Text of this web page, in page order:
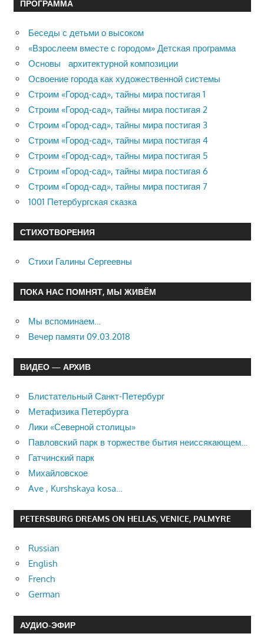
ПРОГРАММА
Беседы с детьми о высоком
«Взрослеем вместе с городом» Детская программа
Основы архитектурной композиции
Освоение города как художественной системы
Строим «Город-сад», тайны мира постигая 1
Строим «Город-сад», тайны мира постигая 2
Строим «Город-сад», тайны мира постигая 3
Строим «Город-сад», тайны мира постигая 4
Строим «Город-сад», тайны мира постигая 5
Строим «Город-сад», тайны мира постигая 6
Строим «Город-сад», тайны мира постигая 7
1001 Петербургская сказка
СТИХОТВОРЕНИЯ
Стихи Галины Сергеевны
ПОКА НАС ПОМНЯТ, МЫ ЖИВЁМ
Мы вспоминаем…
Вечер памяти 09.03.2018
ВИДЕО — АРХИВ
Блистательный Санкт-Петербург
Метафизика Петербурга
Лики «Северной столицы»
Павловский парк в торжестве бытия неиссякающем…
Гатчинский парк
Михайловское
Ave , Kurshskaya kosa…
PETERSBURG DREAMS ON HELLAS, VENICE, PALMYRE
Russian
English
French
German
АУДИО-ЭФИР